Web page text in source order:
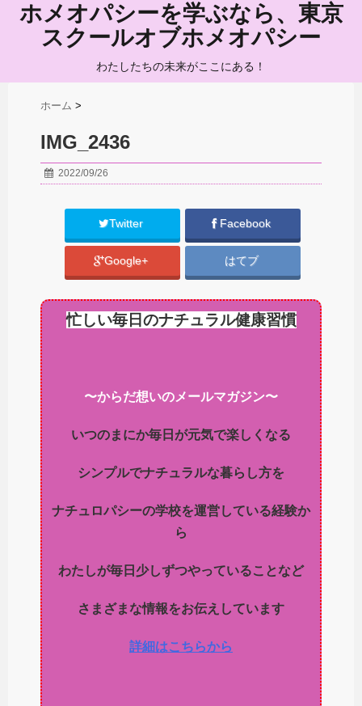
ホメオパシーを学ぶなら、東京
スクールオブホメオパシー
わたしたちの未来がここにある！
ホーム >
IMG_2436
2022/09/26
Twitter Facebook
Google+ はてブ
忙しい毎日のナチュラル健康習慣
〜からだ想いのメールマガジン〜
いつのまにか毎日が元気で楽しくなる
シンプルでナチュラルな暮らし方を
ナチュロパシーの学校を運営している経験か
ら
わたしが毎日少しずつやっていることなど
さまざまな情報をお伝えしています
詳細はこちらから